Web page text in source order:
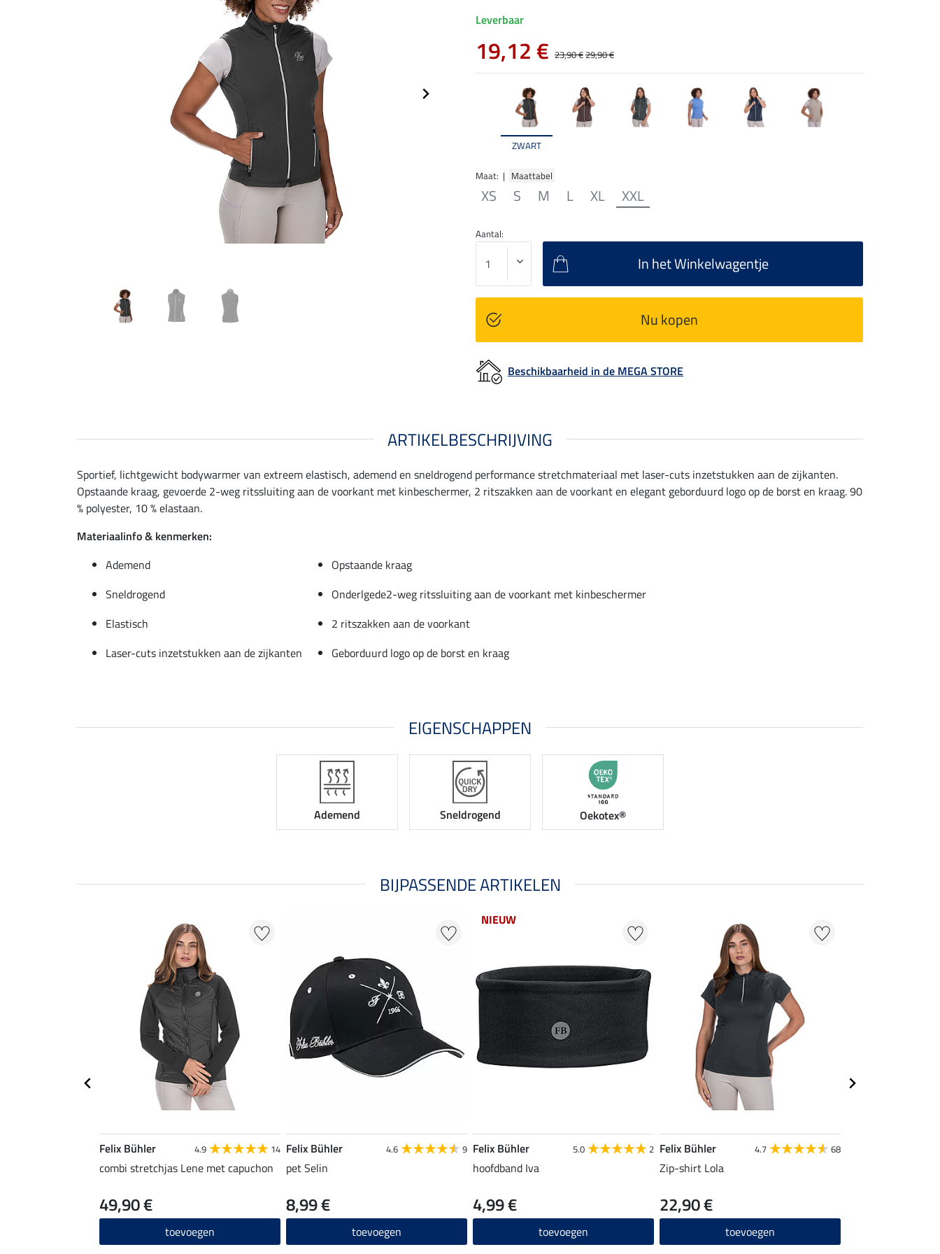
ZWART
Maat: | Maattabel
XS S M L XL XXL
Leverbaar
19,12 € 23,90 €29,90 €
Aantal:
In het Winkelwagentje
Nu kopen
Beschikbaarheid in de MEGA STORE
ARTIKELBESCHRIJVING
Sportief, lichtgewicht bodywarmer van extreem elastisch, ademend en sneldrogend performance stretchmateriaal met laser-cuts inzetstukken aan de zijkanten.
Opstaande kraag, gevoerde 2-weg ritssluiting aan de voorkant met kinbeschermer, 2 ritszakken aan de voorkant en elegant geborduurd logo op de borst en kraag. 90
% polyester, 10 % elastaan.
Materiaalinfo & kenmerken:
Ademend
Opstaande kraag
Sneldrogend
Onderlgede2-weg ritssluiting aan de voorkant met kinbeschermer
Elastisch
2 ritszakken aan de voorkant
Laser-cuts inzetstukken aan de zijkanten
Geborduurd logo op de borst en kraag
EIGENSCHAPPEN
Ademend Sneldrogend Oekotex®
BIJPASSENDE ARTIKELEN
Felix Bühler 4.9 14
combi stretchjas Lene met capuchon
49,90 €
toevoegen
Felix Bühler 4.6 9
pet Selin
8,99 €
toevoegen
NIEUW
Felix Bühler 5.0 2
hoofdband Iva
4,99 €
toevoegen
Felix Bühler 4.7 68
Zip-shirt Lola
22,90 €
toevoegen